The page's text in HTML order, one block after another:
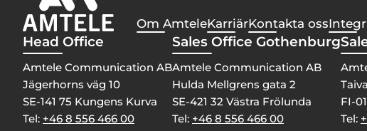
Om AmteleKarriärKontakta oss
Head Office
Amtele Communication AB
Jägerhorns väg 10
SE-141 75 Kungens Kurva
Tel: +46 8 556 466 00
Sales Office Gothenburg
Amtele Communication AB
Hulda Mellgrens gata 2
SE-421 32 Västra Frölunda
Tel: +46 8 556 466 00
FI-
Tel: